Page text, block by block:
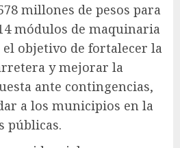
millones de pesos para
módulos de maquinaria
el objetivo de fortalecer la
y mejorar la
ante contingencias,
a los municipios en la
públicas.